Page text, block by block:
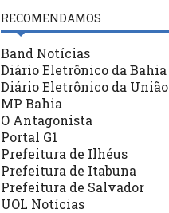
RECOMENDAMOS
Band Notícias
Diário Eletrônico da Bahia
Diário Eletrônico da União
MP Bahia
O Antagonista
Portal G1
Prefeitura de Ilhéus
Prefeitura de Itabuna
Prefeitura de Salvador
UOL Notícias